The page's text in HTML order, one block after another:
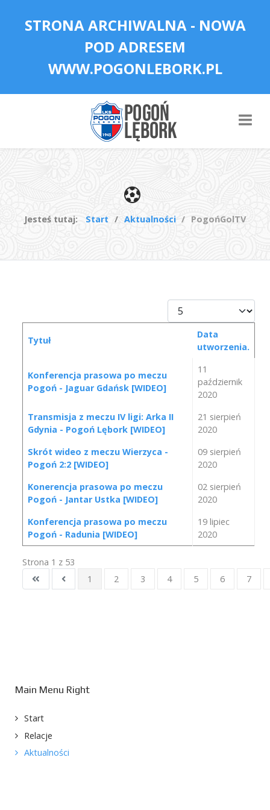
STRONA ARCHIWALNA - NOWA
POD ADRESEM
WWW.POGONLEBORK.PL
Jesteś tutaj: Start Aktualności PogońGolTV
Pokaż #
Tytuł
Data
utworzenia.
Konferencja prasowa po meczu
Pogoń - Jaguar Gdańsk [WIDEO]
11
październik
2020
Transmisja z meczu IV ligi: Arka II
Gdynia - Pogoń Lębork [WIDEO]
21 sierpień
2020
Skrót wideo z meczu Wierzyca -
Pogoń 2:2 [WIDEO]
09 sierpień
2020
Konerencja prasowa po meczu
Pogoń - Jantar Ustka [WIDEO]
02 sierpień
2020
Konferencja prasowa po meczu
Pogoń - Radunia [WIDEO]
19 lipiec
2020
Strona 1 z 53
1
2 3 4 5 6 7
Main Menu Right
Start
Relacje
Aktualności